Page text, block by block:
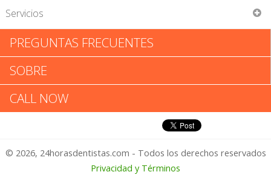
Servicios
Kutsch & Renyer
Kutsch & Renyer: Califica tu
Experiencia
1 – No Feliz
PREGUNTAS FRECUENTES
SOBRE
CALL NOW
© 2026, 24horasdentistas.com - Todos los derechos reservados
Privacidad y Términos